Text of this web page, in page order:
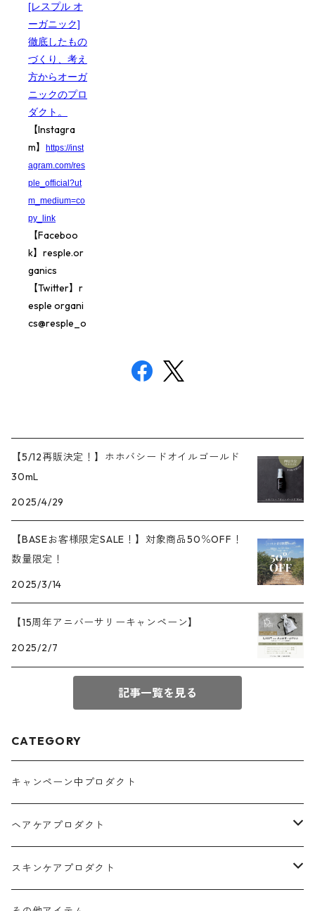
[レスプル オ
ーガニック]
徹底したもの
づくり、考え
方からオーガ
ニックのプロ
ダクト。
【Instagra
m】
https://inst
agram.com/res
ple_official?ut
m_medium=co
py_link
【Faceboo
k】resple.or
ganics
【Twitter】r
esple organi
cs@resple_o
【5/12再販決定！】ホホバシードオイルゴールド
30mL
2025/4/29
【BASEお客様限定SALE！】対象商品50％OFF！
数量限定！
2025/3/14
【15周年アニバーサリーキャンペーン】
2025/2/7
記事一覧を見る
CATEGORY
キャンペーン中プロダクト
ヘアケアプロダクト
シャンプー
スキンケアプロダクト